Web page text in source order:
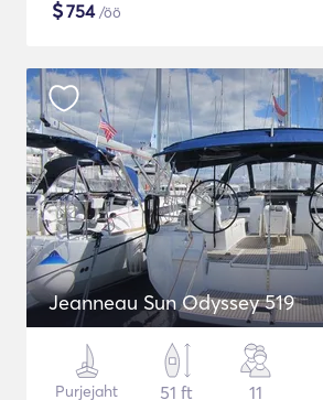
$754/öö
Jeanneau Sun Odyssey 519
Purjejaht
51 ft
11